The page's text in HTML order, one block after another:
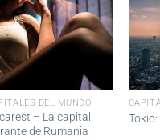
DEL MUNDO
– La capital
de Rumania